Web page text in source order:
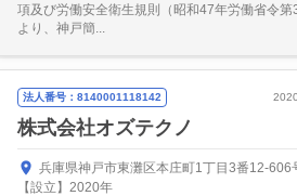
項及び労働安全衛生規則（昭和47年労働省令
より、神戸簡...
法人番号：8140001118142
株式会社オズテクノ
兵庫県神戸市東灘区本庄町1丁目3番12-606
【設立】2020年